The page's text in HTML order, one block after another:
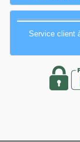
Service client